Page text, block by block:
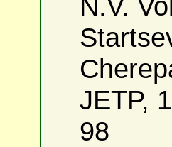
JETP,
98